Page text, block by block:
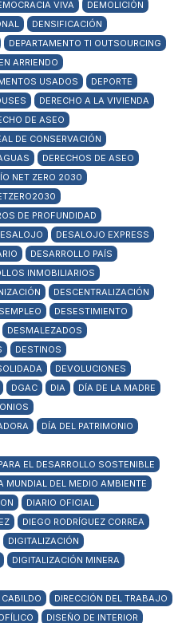
VIVA
DEMOLICIÓN
DENSIFICACIÓN
DEPARTAMENTO TI OUTSOURCING
ARRIENDO
USADOS
DEPORTE
DERECHO A LA VIVIENDA
DE ASEO
DE CONSERVACIÓN
DERECHOS DE ASEO
NET ZERO 2030
DE PROFUNDIDAD
DESALOJO EXPRESS
DESARROLLO PAÍS
INMOBILIARIOS
DESCENTRALIZACIÓN
DESESTIMIENTO
DESMALEZADOS
DESTINOS
DEVOLUCIONES
DGAC DIA
DÍA DE LA MADRE
DÍA DEL PATRIMONIO
EL DESARROLLO SOSTENIBLE
MUNDIAL DEL MEDIO AMBIENTE
DIARIO OFICIAL
DIEGO RODRÍGUEZ CORREA
DIGITALIZACIÓN
DIGITALIZACIÓN MINERA
DIRECCIÓN DEL TRABAJO
DISEÑO DE INTERIOR